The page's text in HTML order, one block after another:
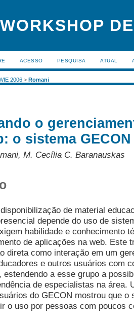
ACESSO PESQUISA ATUAL
2006 > Romani
o
o sistema GECON
M. Cecília C. Baranauskas
de material
depende do uso de
habilidade e conhecimento
de aplicações na web. Este
direta como interação em um
e outros usuários com
estendendo a esse grupo a
de especialistas na área.
do GECON mostrou que
o uso por pessoas com poucos